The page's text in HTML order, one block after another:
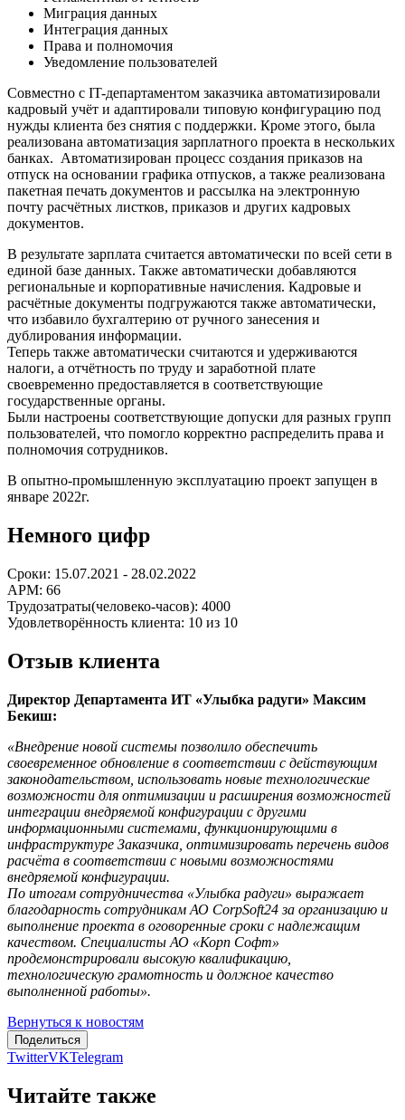
Миграция данных
Интеграция данных
Права и полномочия
Уведомление пользователей
Совместно с IT-департаментом заказчика автоматизировали
кадровый учёт и адаптировали типовую конфигурацию под
нужды клиента без снятия с поддержки. Кроме этого, была
реализована автоматизация зарплатного проекта в нескольких
банках. Автоматизирован процесс создания приказов на
отпуск на основании графика отпусков, а также реализована
пакетная печать документов и рассылка на электронную
почту расчётных листков, приказов и других кадровых
документов.
В результате зарплата считается автоматически по всей сети в
единой базе данных. Также автоматически добавляются
региональные и корпоративные начисления. Кадровые и
расчётные документы подгружаются также автоматически,
что избавило бухгалтерию от ручного занесения и
дублирования информации.
Теперь также автоматически считаются и удерживаются
налоги, а отчётность по труду и заработной плате
своевременно предоставляется в соответствующие
государственные органы.
Были настроены соответствующие допуски для разных групп
пользователей, что помогло корректно распределить права и
полномочия сотрудников.
В опытно-промышленную эксплуатацию проект запущен в
январе 2022г.
Немного цифр
Сроки: 15.07.2021 - 28.02.2022
АРМ: 66
Трудозатраты(человеко-часов): 4000
Удовлетворённость клиента: 10 из 10
Отзыв клиента
Директор Департамента ИТ «Улыбка радуги» Максим
Бекиш:
«Внедрение новой системы позволило обеспечить
своевременное обновление в соответствии с действующим
законодательством, использовать новые технологические
возможности для оптимизации и расширения возможностей
интеграции внедряемой конфигурации с другими
информационными системами, функционирующими в
инфраструктуре Заказчика, оптимизировать перечень видов
расчёта в соответствии с новыми возможностями
внедряемой конфигурации.
По итогам сотрудничества «Улыбка радуги» выражает
благодарность сотрудникам АО CorpSoft24 за организацию и
выполнение проекта в оговоренные сроки с надлежащим
качеством. Специалисты АО «Корп Софт»
продемонстрировали высокую квалификацию,
технологическую грамотность и должное качество
выполненной работы».
Вернуться к новостям
Поделиться
TwitterVKTelegram
Читайте также